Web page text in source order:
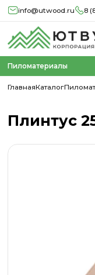
info@utwood.ru 8
Пиломатериалы
ГлавнаяКаталог
Плинтус